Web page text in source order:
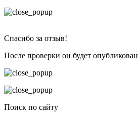
Спасибо за отзыв!
После проверки он будет опубликован
Поиск по сайту